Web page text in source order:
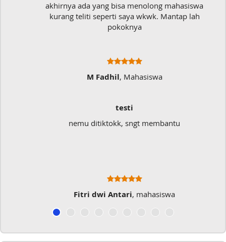
akhirnya ada yang bisa menolong mahasiswa
kurang teliti seperti saya wkwk. Mantap lah
pokoknya
M Fadhil, Mahasiswa
testi
nemu ditiktokk, sngt membantu
Fitri dwi Antari, mahasiswa